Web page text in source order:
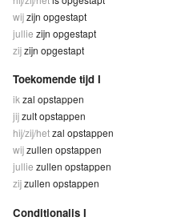
wijzijn opgestapt
jullie zijn opgestapt
zijzijn opgestapt
Toekomende tijd I
ik zal opstappen
jijzult opstappen
hij/zij/hetzal opstappen
wijzullen opstappen
jullie zullen opstappen
zijzullen opstappen
Conditionalis I